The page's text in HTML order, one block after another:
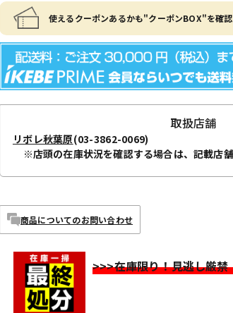
使えるクーポンあるかも"クーポンBOX"を確認
取扱店舗
リボレ秋葉原(03-3862-0069)
※店頭の在庫状況を確認する場合は、記載店
商品についてのお問い合わせ
>>>在庫限り！見逃し厳